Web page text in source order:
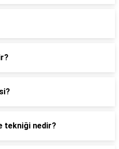
tekniği nedir?